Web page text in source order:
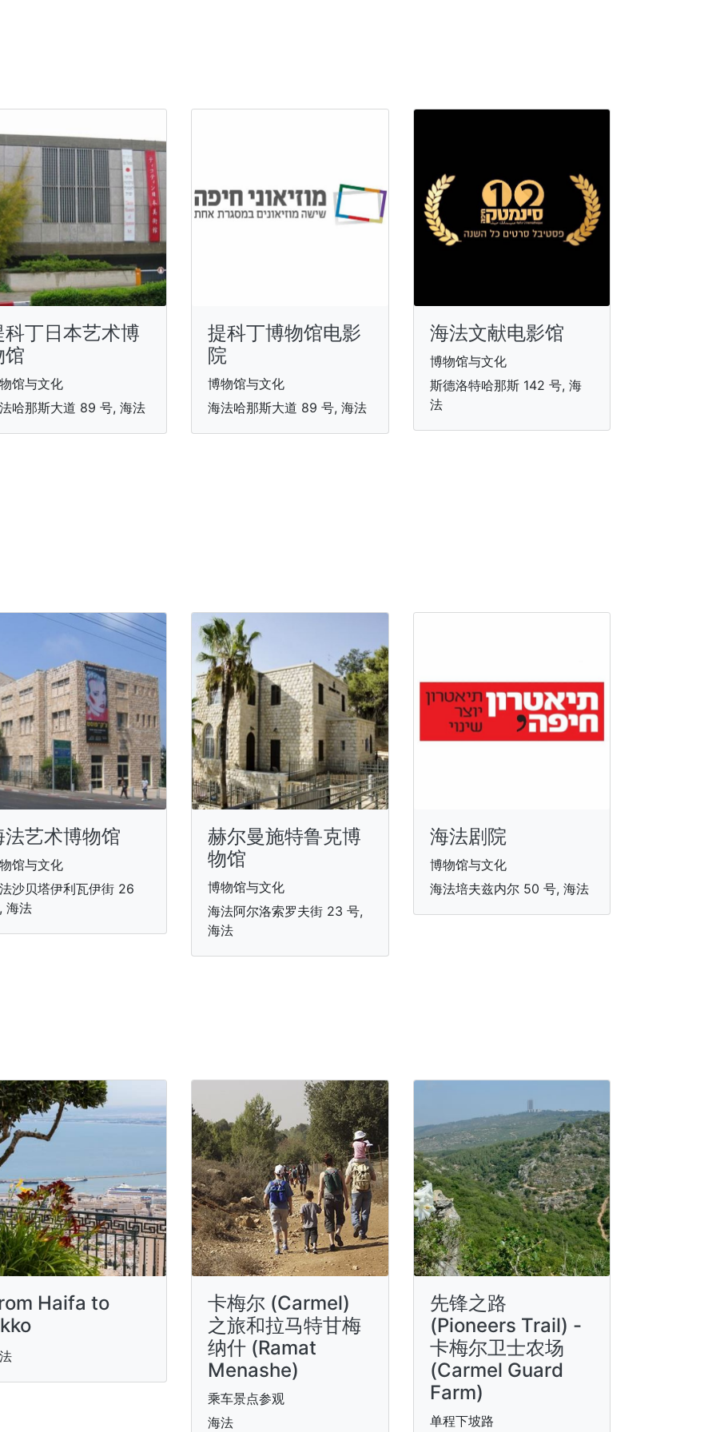
科丁日本艺术博
馆
馆与文化
哈那斯大道 89 号, 海法
提科丁博物馆电影
院
博物馆与文化
海法哈那斯大道 89 号, 海法
海法文献电影馆
博物馆与文化
斯德洛特哈那斯 142 号, 海
法
法艺术博物馆
馆与文化
沙贝塔伊利瓦伊街 26
海法
赫尔曼施特鲁克博
物馆
博物馆与文化
海法阿尔洛索罗夫街 23 号,
海法
海法剧院
博物馆与文化
海法培夫兹内尔 50 号, 海法
Haifa to
卡梅尔 (Carmel)
之旅和拉马特甘梅
纳什 (Ramat
Menashe)
乘车景点参观
海法
先锋之路
(Pioneers Trail) -
卡梅尔卫士农场
(Carmel Guard
Farm)
单程下坡路